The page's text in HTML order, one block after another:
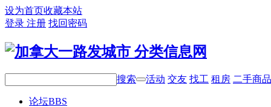
设为首页收藏本站
登录 注册 找回密码
搜索 活动 交友 找工 租房 二手商品
论坛BBS